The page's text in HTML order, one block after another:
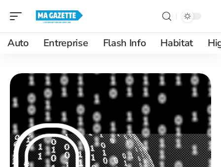
Auto Entreprise Flash Info Habitat